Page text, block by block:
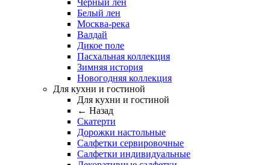
Черный лен
Белый лен
Москва-река
Валдай
Дикое поле
Пасхальная коллекция
Зимняя история
Новогодняя коллекция
Для кухни и гостиной
Для кухни и гостиной
← Назад
Скатерти
Дорожки настольные
Салфетки сервировочные
Салфетки индивидуальные